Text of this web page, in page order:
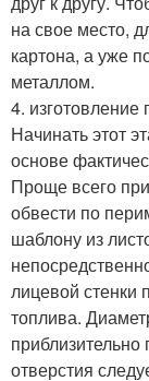
на свое место,
картона, а уже
металлом.
4. изготовление
Начинать этот
основе
Проще всего
обвести по
шаблону из
лицевой стенки
топлива.
отверстия